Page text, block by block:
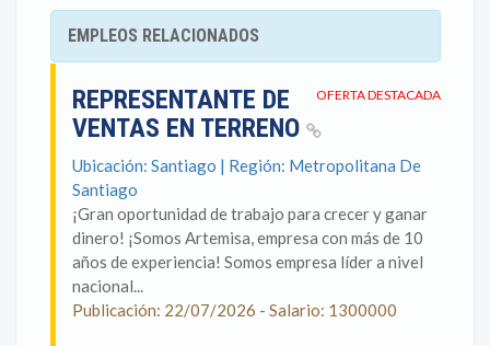
EMPLEOS RELACIONADOS
OFERTA DESTACADA
REPRESENTANTE DE
VENTAS EN TERRENO
Ubicación: Santiago | Región: Metropolitana De
Santiago
¡Gran oportunidad de trabajo para crecer y ganar
dinero! ¡Somos Artemisa, empresa con más de 10
años de experiencia! Somos empresa líder a nivel
nacional...
Publicación: 22/07/2026 - Salario: 1300000